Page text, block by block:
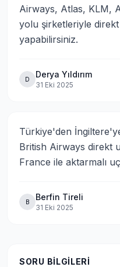
Airways, Atlas, KLM,
yolu şirketleriyle
yapabilirsiniz.
D Derya Yıldırım
31 Eki 2025
Türkiye'den
British Airways direkt
France ile aktarmalı
B Berfin Tireli
31 Eki 2025
SORU BILGILERI